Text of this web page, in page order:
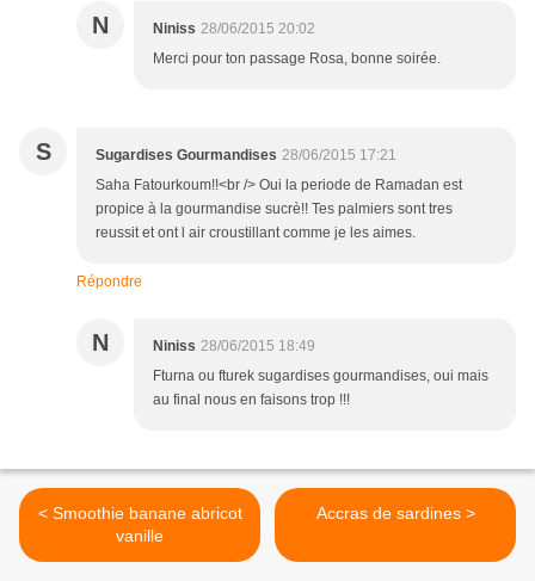
N Niniss 28/06/2015 20:02
Merci pour ton passage Rosa, bonne soirée.
S Sugardises Gourmandises 28/06/2015 17:21
Saha Fatourkoum!!<br /> Oui la periode de Ramadan est
propice à la gourmandise sucrè!! Tes palmiers sont tres
reussit et ont l air croustillant comme je les aimes.
Répondre
N Niniss 28/06/2015 18:49
Fturna ou fturek sugardises gourmandises, oui mais
au final nous en faisons trop !!!
< Smoothie banane abricot
vanille
Accras de sardines >